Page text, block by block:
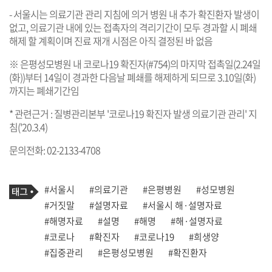
- 서울시는 의료기관 관리 지침에 의거 병원 내 추가 확진환자 발생이
없고, 의료기관 내에 있는 접촉자의 격리기간이 모두 경과할 시 폐쇄
해제 할 계획이며 진료 재개 시점은 아직 결정된 바 없음
※ 은평성모병원 내 코로나19 확진자(#754)의 마지막 접촉일(2.24일
(화))부터 14일이 경과한 다음날 폐쇄를 해제하게 되므로 3.10일(화)
까지는 폐쇄기간임
* 관련근거 : 질병관리본부 '코로나19 확진자 발생 의료기관 관리' 지
침('20.3.4)
문의전화: 02-2133-4708
기
사
관
련
태
그
태
그
#서울시 #의료기관 #은평병원
#성모병원
#거짓말
#설명자료
#서울시 해·설명자료
#해명자료
#설명 #해명
#해·설명자료
#코로나
#확진자 #코로나19
#희생양
#집중관리
#은평성모병원 #확진환자